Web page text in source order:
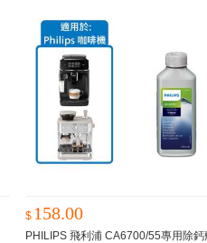
$ 158.00
PHILIPS 飛利浦 CA6700/55專用除鈣